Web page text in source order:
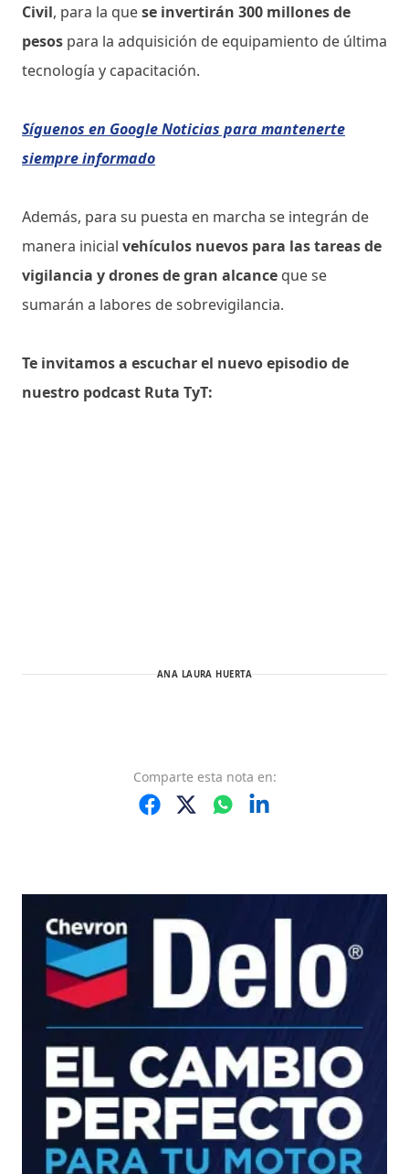
Civil, para la quese invertirán 300 millones de
pesos para la adquisición de equipamiento de última
tecnología y capacitación.
Síguenos en Google Noticias para mantenerte
siempre informado
Además, para su puesta en marcha se integrán de
manera inicial vehículos nuevos para las tareas de
vigilancia y drones de gran alcance que se
sumarán a labores de sobrevigilancia.
Te invitamos a escuchar el nuevo episodio de
nuestro podcast Ruta TyT:
ANA LAURA HUERTA
Comparte esta nota en: